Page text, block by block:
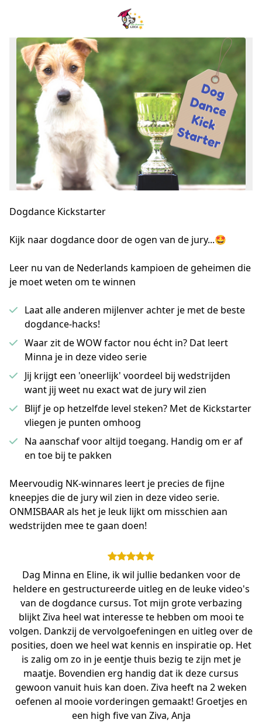
Dogdance Kickstarter
Kijk naar dogdance door de ogen van de jury...🤩
Leer nu van de Nederlands kampioen de geheimen die
je moet weten om te winnen
Laat alle anderen mijlenver achter je met de beste
dogdance-hacks!
Waar zit de WOW factor nou écht in? Dat leert
Minna je in deze video serie
Jij krijgt een 'oneerlijk' voordeel bij wedstrijden
want jij weet nu exact wat de jury wil zien
Blijf je op hetzelfde level steken? Met de Kickstarter
vliegen je punten omhoog
Na aanschaf voor altijd toegang. Handig om er af
en toe bij te pakken
Meervoudig NK-winnares leert je precies de fijne
kneepjes die de jury wil zien in deze video serie.
ONMISBAAR als het je leuk lijkt om misschien aan
wedstrijden mee te gaan doen!
Dag Minna en Eline, ik wil jullie bedanken voor de
heldere en gestructureerde uitleg en de leuke video's
van de dogdance cursus. Tot mijn grote verbazing
blijkt Ziva heel wat interesse te hebben om mooi te
volgen. Dankzij de vervolgoefeningen en uitleg over de
posities, doen we heel wat kennis en inspiratie op. Het
is zalig om zo in je eentje thuis bezig te zijn met je
maatje. Bovendien erg handig dat ik deze cursus
gewoon vanuit huis kan doen. Ziva heeft na 2 weken
oefenen al mooie vorderingen gemaakt! Groetjes en
een high five van Ziva, Anja